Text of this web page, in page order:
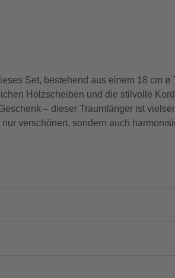
Set, bestehend aus einem 18 cm ø
Holzscheiben und die stilvolle
– dieser Traumfänger ist
verschönert, sondern auch